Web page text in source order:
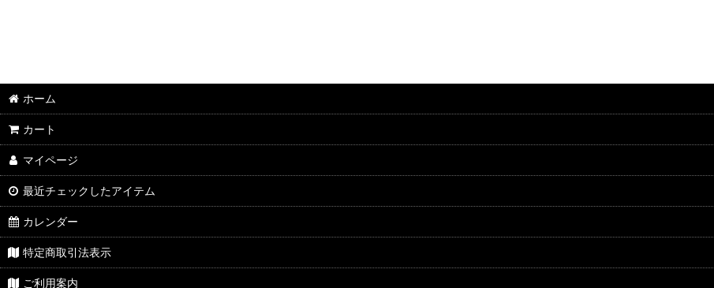
ホーム
カート
マイページ
最近チェックしたアイテム
カレンダー
特定商取引法表示
ご利用案内